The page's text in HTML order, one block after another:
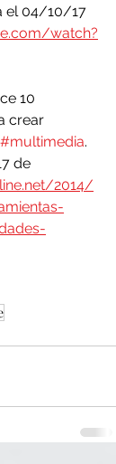
el 04/10/17
watch?
10
crear
#multimedia.
de
2014/